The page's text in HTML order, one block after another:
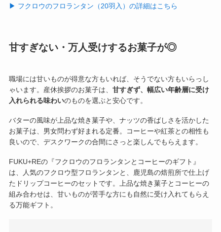
▶︎ フクロウのフロランタン（20羽入）の詳細はこちら
甘すぎない・万人受けするお菓子が◎
職場には甘いものが得意な方もいれば、そうでない方もいらっし
ゃいます。産休挨拶のお菓子は、 甘すぎず、幅広い年齢層に受け
入れられる味わいのものを選ぶと安心です。
バターの風味が上品な焼き菓子や、ナッツの香ばしさを活かした
お菓子は、男女問わず好まれる定番。コーヒーや紅茶との相性も
良いので、デスクワークの合間にさっと楽しんでもらえます。
FUKU+REの『フクロウのフロランタンとコーヒーのギフト』
は、人気のフクロウ型フロランタンと、鹿児島の焙煎所で仕上げ
たドリップコーヒーのセットです。上品な焼き菓子とコーヒーの
組み合わせは、甘いものが苦手な方にも自然に受け入れてもらえ
る万能ギフト。